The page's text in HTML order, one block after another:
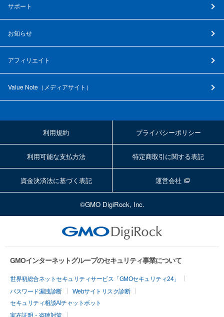
サポート
お知らせ
アフィリエイト
Value Note（ メディアサイト ）
利用規約 プライバシーポリシー
利用可能な支払方法 特定商取引に関する表記
資金決済法に基づく表記 運営会社
©GMO DigiRock, Inc.
GMOインターネットグループのセキュリティ事業について
世界初総合ネットセキュリティサービス「GMOセキュリティ24」
パスワード漏洩診断
Webサイトリスク診断
セキュリティ相談AIチャットボット
実在証明・盗聴対策